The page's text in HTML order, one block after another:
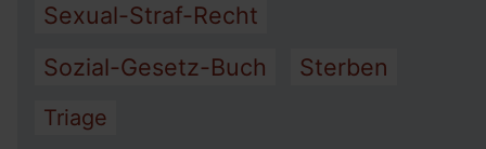
Sexual-Straf-Recht
Sozial-Gesetz-Buch
Sterben
Triage